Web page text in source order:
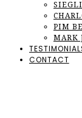
PIM
MARK
CONTACT